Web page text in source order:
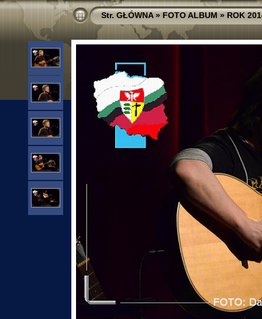
Str. GŁÓWNA»FOTO ALBUM»ROK